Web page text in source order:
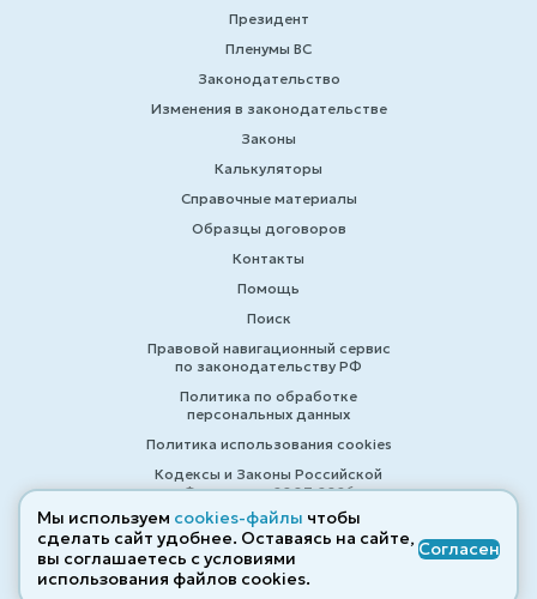
Президент
Пленумы ВС
Законодательство
Изменения в законодательстве
Законы
Калькуляторы
Справочные материалы
Образцы договоров
Контакты
Помощь
Поиск
Правовой навигационный сервис
по законодательству РФ
Политика по обработке
персональных данных
Политика использования cookies
Кодексы и Законы Российской
Федерации 2007-2026
© ZAKONRF.INFO
Мы используем cookies-файлы чтобы
сделать сайт удобнее. Оставаясь на сайте,
вы соглашаетесь с условиями
использования файлов cооkies.
Согласен